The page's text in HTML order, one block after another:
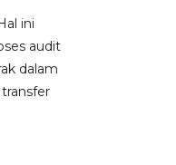
ini
audit
dalam